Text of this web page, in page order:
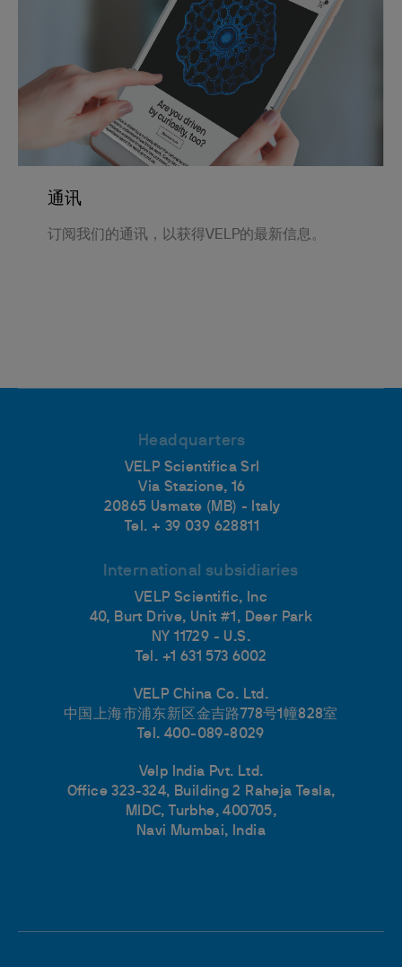
通讯
订阅我们的通讯，以获得VELP的最新信息。
Headquarters
VELP Scientifica Srl
Via Stazione, 16
20865 Usmate (MB) - Italy
Tel. + 39 039 628811
International subsidiaries
VELP Scientific, Inc
40, Burt Drive, Unit #1, Deer Park
NY 11729 - U.S.
Tel. +1 631 573 6002
VELP China Co. Ltd.
中国上海市浦东新区金吉路778号1幢828室
Tel. 400-089-8029
Velp India Pvt. Ltd.
Office 323-324, Building 2 Raheja Tesla,
MIDC, Turbhe, 400705,
Navi Mumbai, India